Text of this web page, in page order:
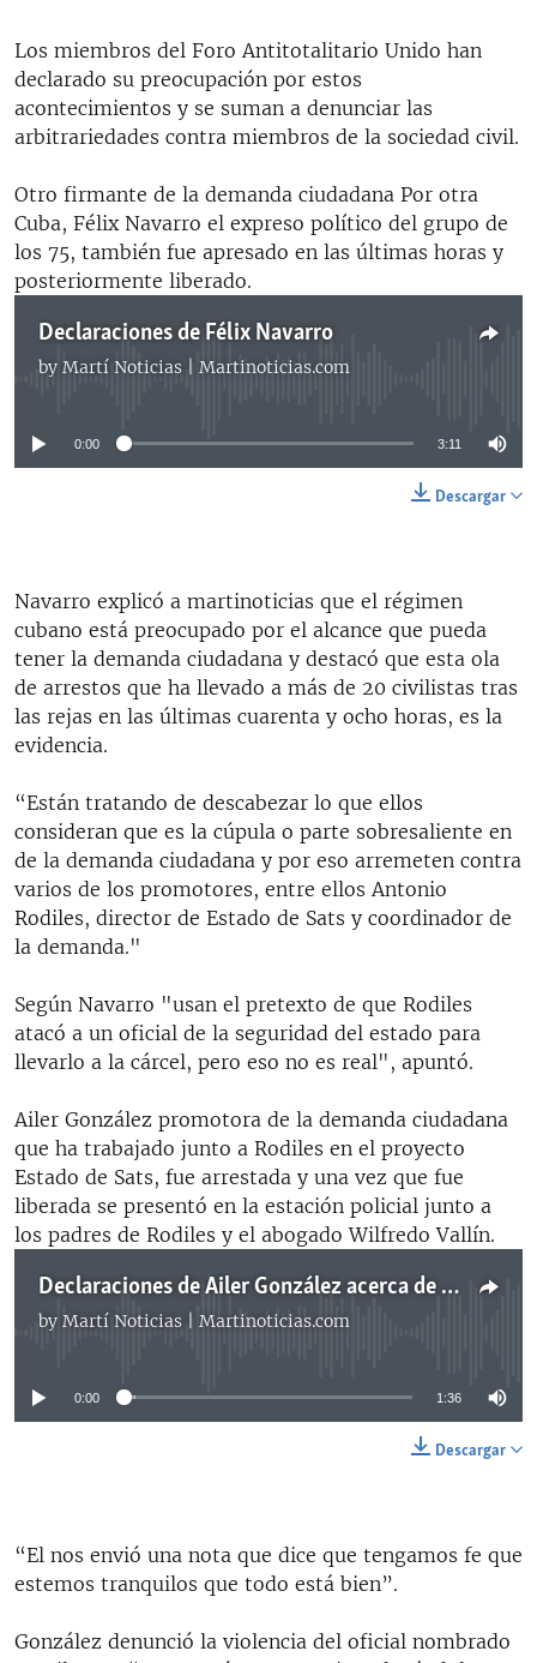
Los miembros del Foro Antitotalitario Unido han
declarado su preocupación por estos
acontecimientos y se suman a denunciar las
arbitrariedades contra miembros de la sociedad civil.
Otro firmante de la demanda ciudadana Por otra
Cuba, Félix Navarro el expreso político del grupo de
los 75, también fue apresado en las últimas horas y
posteriormente liberado.
Declaraciones de Félix Navarro
by Martí Noticias | Martinoticias.com
No media source currently available
0:00 3:11
Descargar
Navarro explicó a martinoticias que el régimen
cubano está preocupado por el alcance que pueda
tener la demanda ciudadana y destacó que esta ola
de arrestos que ha llevado a más de 20 civilistas tras
las rejas en las últimas cuarenta y ocho horas, es la
evidencia.
“Están tratando de descabezar lo que ellos
consideran que es la cúpula o parte sobresaliente en
de la demanda ciudadana y por eso arremeten contra
varios de los promotores, entre ellos Antonio
Rodiles, director de Estado de Sats y coordinador de
la demanda."
Según Navarro "usan el pretexto de que Rodiles
atacó a un oficial de la seguridad del estado para
llevarlo a la cárcel, pero eso no es real", apuntó.
Ailer González promotora de la demanda ciudadana
que ha trabajado junto a Rodiles en el proyecto
Estado de Sats, fue arrestada y una vez que fue
liberada se presentó en la estación policial junto a
los padres de Rodiles y el abogado Wilfredo Vallín.
Declaraciones de Ailer González acerca de detención de A Rodiles
by Martí Noticias | Martinoticias.com
No media source currently available
0:00 1:36
Descargar
“El nos envió una nota que dice que tengamos fe que
estemos tranquilos que todo está bien”.
González denunció la violencia del oficial nombrado